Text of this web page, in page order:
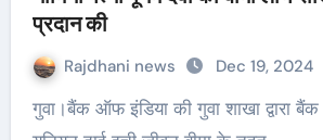
प्रदान की
Rajdhani news Dec 19, 2024
गुवा।बैंक ऑफ इंडिया की गुवा शाखा द्वारा बैंक ऑफ इंडिया की